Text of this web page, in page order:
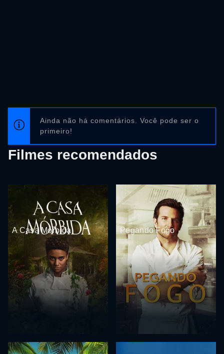
Ainda não há comentários. Você pode ser o
primeiro!
Filmes recomendados
A Casa Mórbida Pegando Fogo